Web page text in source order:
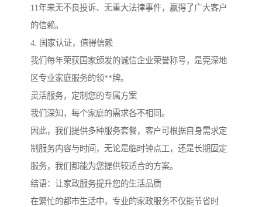
11年来无不良投诉、无重大法律事件，赢得了广大客户
的信赖。
4. 国家认证，值得信赖
我们每年荣获国家颁发的诚信企业荣誉称号，是莞深地
区专业家庭服务的领**牌。
灵活服务，定制您的专属方案
我们深知，每个家庭的需求各不相同。
因此，我们提供多种服务套餐，客户可根据自身需求定
制服务内容与时间，无论是临时钟点工，还是长期固定
服务，我们都能为您提供较适合的方案。
结语：让家政服务提升您的生活品质
在繁忙的都市生活中，专业的家政服务不仅能节省时